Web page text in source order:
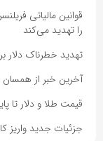
قوانین مالیاتی
را تهدید می‌کند
تهدید خطرناک دلار
آخرین خبر از همسان
قیمت طلا و دلار تا پایان سال
جزئیات جدید واریز